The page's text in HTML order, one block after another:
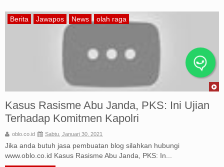
Kasus Rasisme Abu Janda, PKS: Ini Ujian
Terhadap Komitmen Kapolri
oblo.co.id Sabtu, Januari 30, 2021
Jika anda butuh jasa pembuatan blog silahkan hubungi
www.oblo.co.id Kasus Rasisme Abu Janda, PKS: In...
Berita Jawapos News olah raga